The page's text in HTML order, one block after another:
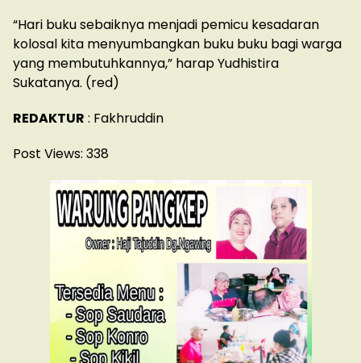
“Hari buku sebaiknya menjadi pemicu kesadaran
kolosal kita menyumbangkan buku buku bagi warga
yang membutuhkannya,” harap Yudhistira
Sukatanya. (red)
REDAKTUR : Fakhruddin
Post Views: 338